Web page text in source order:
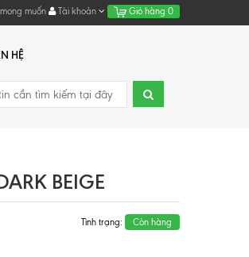
muốn Tài khoản Giỏ hàng 0
HỆ
BEIGE
Tình trạng: Còn hàng